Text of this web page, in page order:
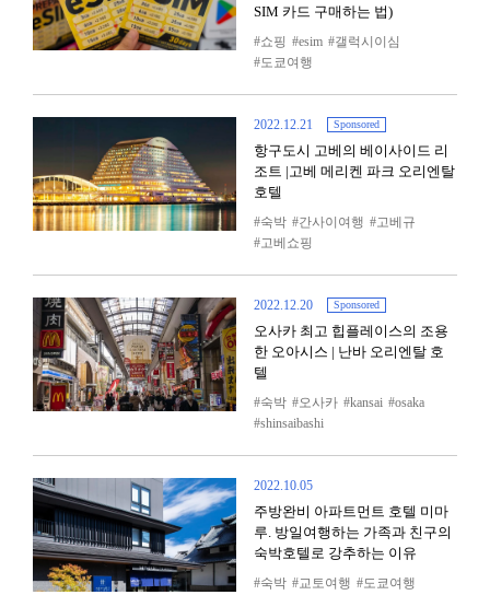
SIM 카드 구매하는 법)
쇼핑 esim
갤럭시이심
도쿄여행
2022.12.21 Sponsored
항구도시 고베의 베이사이드 리
조트 |고베 메리켄 파크 오리엔탈
호텔
숙박 간사이여행
고베규
고베쇼핑
2022.12.20 Sponsored
오사카 최고 힙플레이스의 조용
한 오아시스 | 난바 오리엔탈 호
텔
숙박 오사카 kansai
osaka
shinsaibashi
2022.10.05
주방완비 아파트먼트 호텔 미마
루. 방일여행하는 가족과 친구의
숙박호텔로 강추하는 이유
숙박 교토여행
도쿄여행